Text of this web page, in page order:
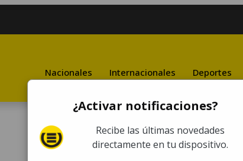
Nacionales Internacionales Deportes
¿Activar notificaciones?
Recibe las últimas novedades
directamente en tu dispositivo.